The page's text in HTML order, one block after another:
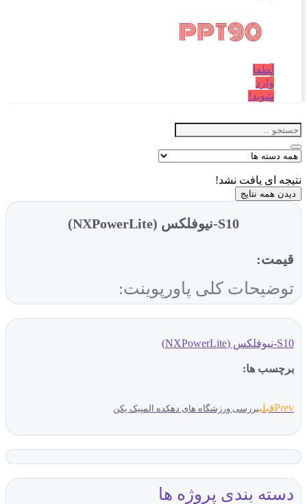
لطفا
وارد
شوید!
نتیجه ای یافت نشد!
دیدن همه نتایج
S10-نیوفلکس (NXPowerLite)
قیمت:
توضیحات کلی پاورپوینت:
S10-نیوفلکس (NXPowerLite)
برچسب ها:
Prevقبلیبررسی ورزشگاه های دهکده المپیک پکن
دسته بندی پروژه ها